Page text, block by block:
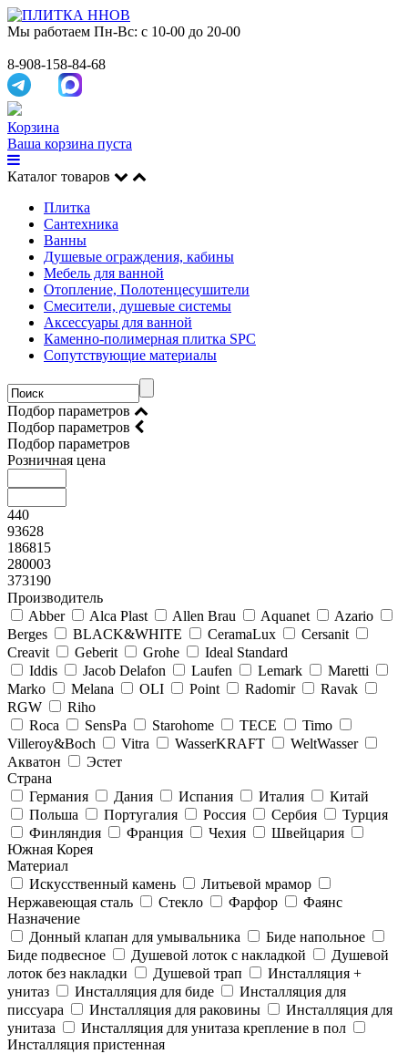
Мы работаем Пн-Вс: с 10-00 до 20-00
8-908-158-84-68
Корзина
Ваша корзина пуста
Каталог товаров
Плитка
Сантехника
Ванны
Душевые ограждения, кабины
Мебель для ванной
Отопление, Полотенцесушители
Смесители, душевые системы
Аксессуары для ванной
Каменно-полимерная плитка SPC
Сопутствующие материалы
Подбор параметров
Подбор параметров
Подбор параметров
Розничная цена
440
93628
186815
280003
373190
Производитель
Abber
Alca Plast Allen Brau Aquanet
Azario
Berges
BLACK&WHITE CeramaLux
Cersanit
Creavit
Geberit Grohe
Ideal Standard
Iddis
Jacob Delafon Laufen Lemark
Maretti
Marko
Melana OLI Point Radomir
Ravak
RGW
Riho
Roca
SensPa Starohome TECE
Timo
Villeroy&Boсh
Vitra WasserKRAFT
WeltWasser
Акватон
Эстет
Страна
Германия
Дания Испания Италия
Китай
Польша
Португалия Россия Сербия
Турция
Финляндия
Франция Чехия
Швейцария
Южная Корея
Материал
Искусственный камень
Литьевой мрамор
Нержавеющая сталь
Стекло Фарфор
Фаянс
Назначение
Донный клапан для умывальника
Биде напольное
Биде подвесное
Душевой лоток с накладкой
Душевой
лоток без накладки
Душевой трап
Инсталляция +
унитаз
Инсталляция для биде
Инсталляция для
писсуара
Инсталляция для раковины
Инсталляция для
унитаза
Инсталляция для унитаза крепление в пол
Инсталляция пристенная